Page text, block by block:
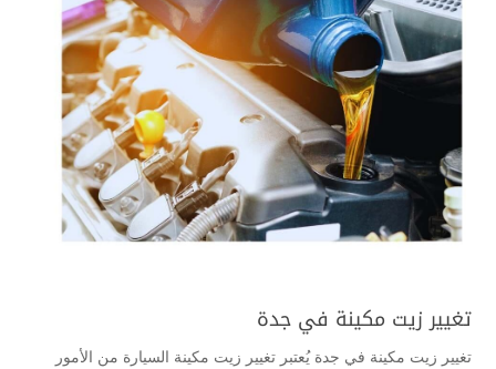
تغيير زيت مكينة في جدة
تغيير زيت مكينة في جدة يُعتبر تغيير زيت مكينة السيارة من الأمور